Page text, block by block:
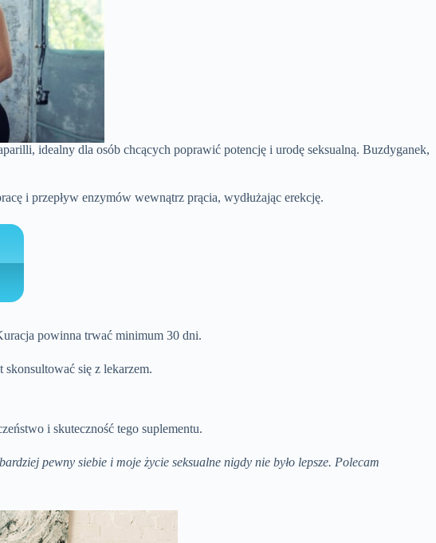
idealny dla osób chcących poprawić potencję i urodę seksualną. Buzdyganek,
i przepływ enzymów wewnątrz prącia, wydłużając erekcję.
powinna trwać minimum 30 dni.
się z lekarzem.
i skuteczność tego suplementu.
pewny siebie i moje życie seksualne nigdy nie było lepsze. Polecam